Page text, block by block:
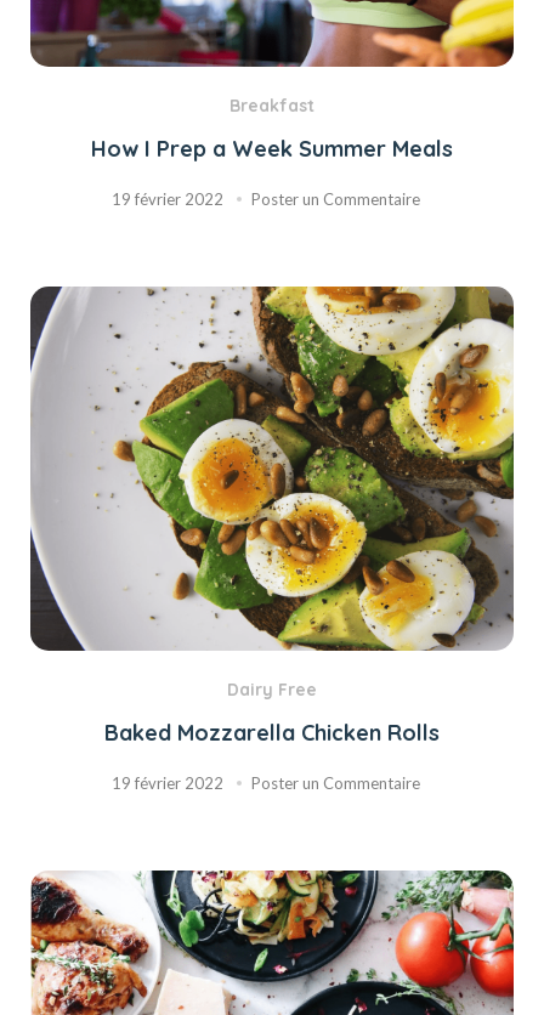
Breakfast
How I Prep a Week Summer Meals
19 février 2022 Poster un Commentaire
Dairy Free
Baked Mozzarella Chicken Rolls
19 février 2022 Poster un Commentaire